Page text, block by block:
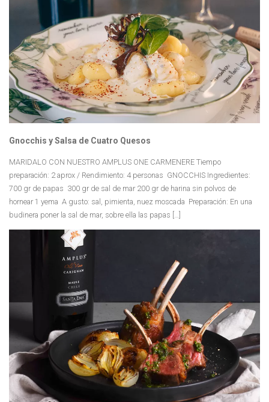
Gnocchis y Salsa de Cuatro Quesos
MARIDALO CON NUESTRO AMPLUS ONE CARMENERE Tiempo
preparación: 2 aprox / Rendimiento: 4 personas GNOCCHIS Ingredientes:
700 gr de papas 300 gr de sal de mar 200 gr de harina sin polvos de
hornear 1 yema A gusto: sal, pimienta, nuez moscada Preparación: En una
budinera poner la sal de mar, sobre ella las papas […]